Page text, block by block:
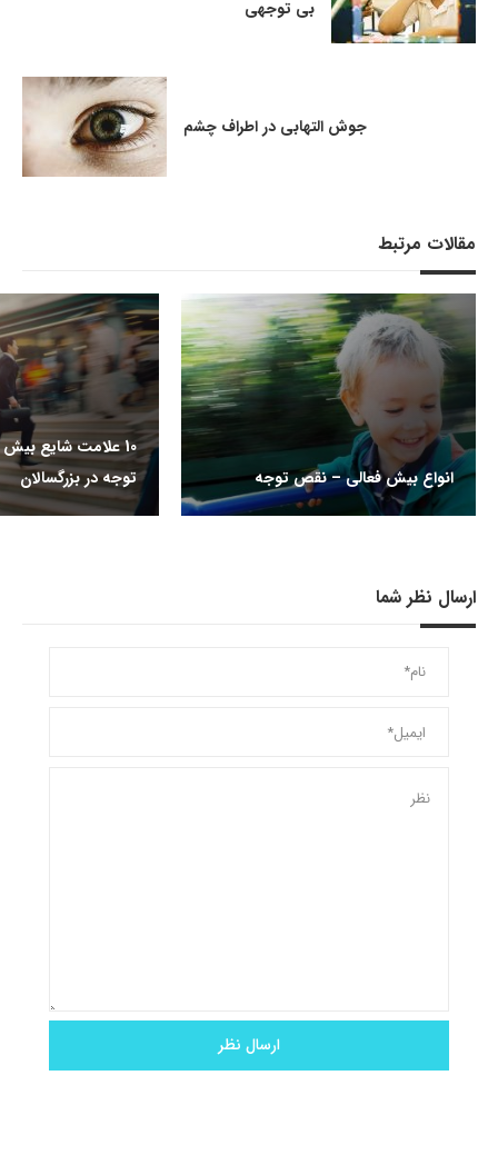
بی توجهی
جوش التهابی در اطراف چشم
مقالات مرتبط
انواع بیش فعالی – نقص توجه
10 علامت شایع
توجه در بزرگسالان
ارسال نظر شما